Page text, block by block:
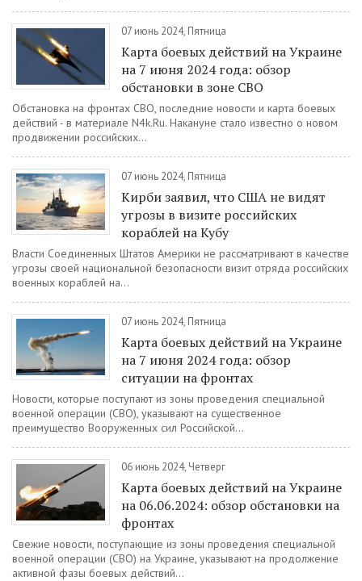
07 июнь 2024, Пятница
Карта боевых действий на Украине
на 7 июня 2024 года: обзор
обстановки в зоне СВО
Обстановка на фронтах СВО, последние новости и карта боевых
действий - в материале N4k.Ru. Накануне стало известно о новом
продвижении российских...
07 июнь 2024, Пятница
Кирби заявил, что США не видят
угрозы в визите российских
кораблей на Кубу
Власти Соединенных Штатов Америки не рассматривают в качестве
угрозы своей национальной безопасности визит отряда российских
военных кораблей на...
07 июнь 2024, Пятница
Карта боевых действий на Украине
на 7 июня 2024 года: обзор
ситуации на фронтах
Новости, которые поступают из зоны проведения специальной
военной операции (СВО), указывают на существенное
преимущество Вооруженных сил Российской...
06 июнь 2024, Четверг
Карта боевых действий на Украине
на 06.06.2024: обзор обстановки на
фронтах
Свежие новости, поступающие из зоны проведения специальной
военной операции (СВО) на Украине, указывают на продолжение
активной фазы боевых действий...